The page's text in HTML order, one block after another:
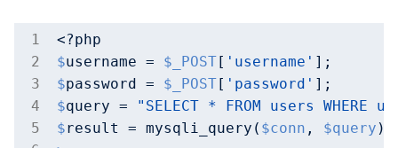
$username = $_POST[ 'username' ];
$password = $_POST[ 'password' ];
$query =
"SELECT * FROM users WHERE
$result = mysqli_query( $conn , $query );